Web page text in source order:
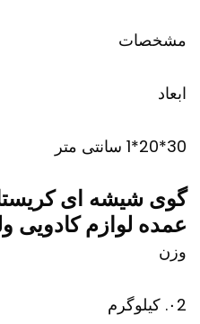
مشخصات
ابعاد
30*20*1 سانتی متر
عمده لوازم کادویی
وزن
۰2. کیلوگرم